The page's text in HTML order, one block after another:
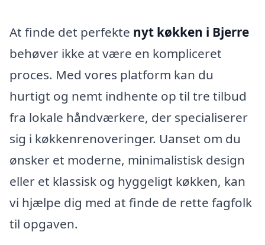
At finde det perfekte nyt køkken i Bjerre
behøver ikke at være en kompliceret
proces. Med vores platform kan du
hurtigt og nemt indhente op til tre tilbud
fra lokale håndværkere, der specialiserer
sig i køkkenrenoveringer. Uanset om du
ønsker et moderne, minimalistisk design
eller et klassisk og hyggeligt køkken, kan
vi hjælpe dig med at finde de rette fagfolk
til opgaven.